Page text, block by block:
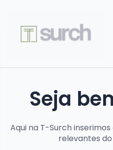
Seja
Aqui na T-Surch
relevantes do